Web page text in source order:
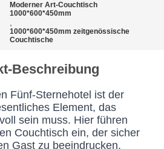
Moderner Art-Couchtisch
1000*600*450mm
1000*600*450mm zeitgenössische
Couchtische
Beschreibung
Fünf-Sternehotel ist der
Element, das
sein muss. Hier führen
Couchtisch ein, der sicher
Gast zu beeindrucken.